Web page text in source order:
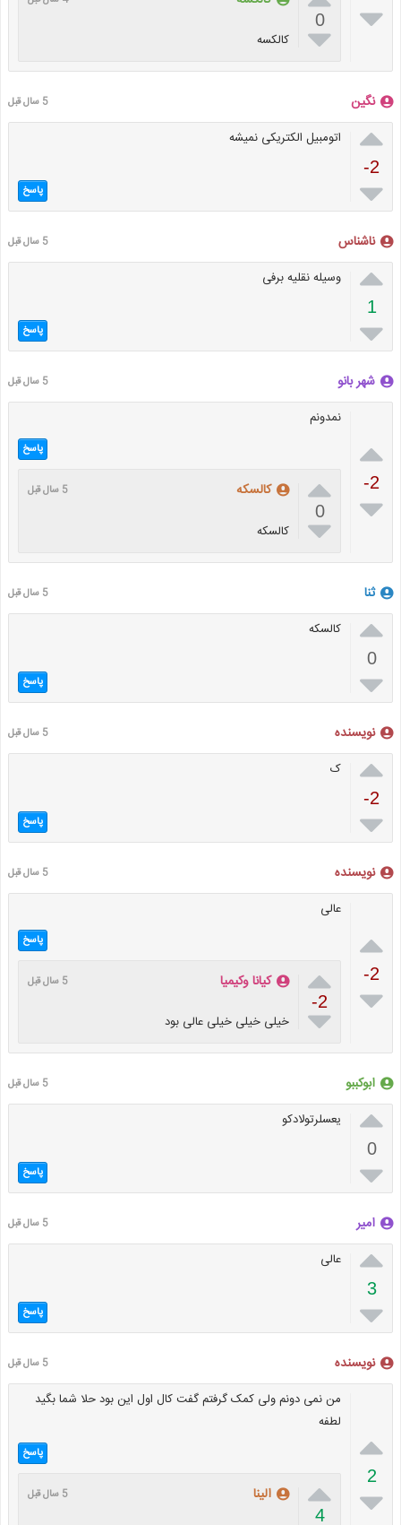

0
 کالکسه
نگین 5 سال قبل

-2

اتومبیل الکتریکی نمیشه
پاسخ
ناشناس 5 سال قبل

1

وسیله نقلیه برفی
پاسخ
شهر بانو 5 سال قبل

-2

نمدونم
پاسخ

0

کالسکه 5 سال قبل
کالسکه
ثنا 5 سال قبل

0

کالسکه
پاسخ
نویسنده 5 سال قبل

-2

ک
پاسخ
نویسنده 5 سال قبل

-2

عالی
پاسخ

-2

کیانا وکیمیا 5 سال قبل
خیلی خیلی خیلی عالی بود
ابوکببو 5 سال قبل

0

یعسلرتولادکو
پاسخ
امیر 5 سال قبل

3

عالی
پاسخ
نویسنده 5 سال قبل

2

من نمی دونم ولی کمک گرفتم گفت کال اول این بود حلا شما بگید
لطفه
پاسخ

4
الینا 5 سال قبل